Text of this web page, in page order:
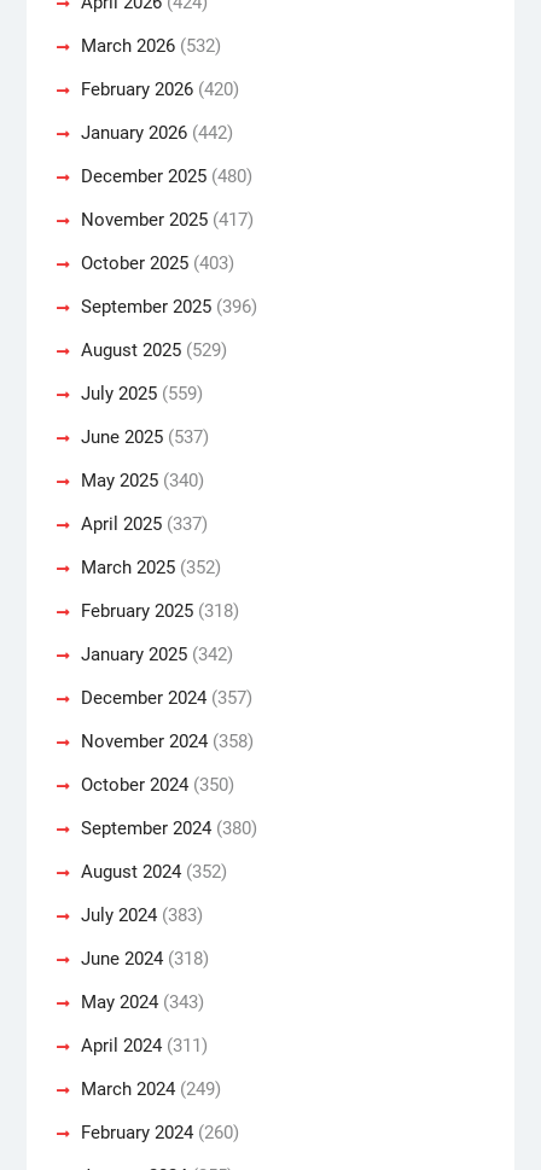
March 2026(532)
February 2026(420)
January 2026(442)
December 2025(480)
November 2025(417)
October 2025(403)
September 2025(396)
August 2025(529)
July 2025(559)
June 2025(537)
May 2025(340)
April 2025(337)
March 2025(352)
February 2025(318)
January 2025(342)
December 2024(357)
November 2024(358)
October 2024(350)
September 2024(380)
August 2024(352)
July 2024(383)
June 2024(318)
May 2024(343)
April 2024(311)
March 2024(249)
February 2024(260)